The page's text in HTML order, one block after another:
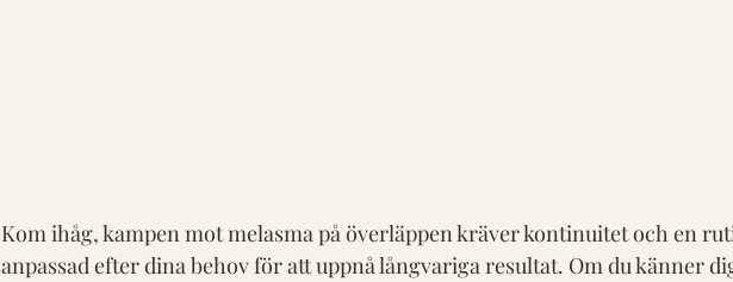
Kom ihåg, kampen mot melasma på överläppen kräver kontinuitet och en
anpassad efter dina behov för att uppnå långvariga resultat. Om du känner